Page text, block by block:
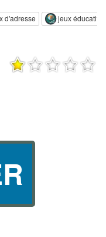
d'adresse jeux éducatifs